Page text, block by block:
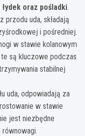
oraz pośladki.
przodu uda, składają
i pośredniej.
w stawie kolanowym
są kluczowe podczas
stabilnej
uda, odpowiadają za
w stawie
jest niezbędne